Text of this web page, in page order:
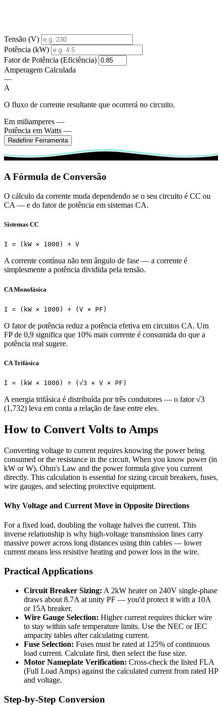
Tensão (V)
Potência (kW)
Fator de Potência (Eficiência)
Amperagem Calculada
—
A
O fluxo de corrente resultante que ocorrerá no circuito.
Em miliamperes —
Potência em Watts —
Redefinir Ferramenta
A Fórmula de Conversão
O cálculo da corrente muda dependendo se o seu circuito é CC ou
CA — e do fator de potência em sistemas CA.
Sistemas CC
I = (kW × 1000) ÷ V
A corrente contínua não tem ângulo de fase — a corrente é
simplesmente a potência dividida pela tensão.
CA Monofásica
I = (kW × 1000) ÷ (V × PF)
O fator de potência reduz a potência efetiva em circuitos CA. Um
FP de 0,9 significa que 10% mais corrente é consumida do que a
potência real sugere.
CA Trifásica
I = (kW × 1000) ÷ (√3 × V × PF)
A energia trifásica é distribuída por três condutores — o fator √3
(1,732) leva em conta a relação de fase entre eles.
How to Convert Volts to Amps
Converting voltage to current requires knowing the power being
consumed or the resistance in the circuit. When you know power (in
kW or W), Ohm's Law and the power formula give you current
directly. This calculation is essential for sizing circuit breakers, fuses,
wire gauges, and selecting protective equipment.
Why Voltage and Current Move in Opposite Directions
For a fixed load, doubling the voltage halves the current. This
inverse relationship is why high-voltage transmission lines carry
massive power across long distances using thin cables — lower
current means less resistive heating and power loss in the wire.
Practical Applications
Circuit Breaker Sizing: A 2kW heater on 240V single-phase
draws about 8.7A at unity PF — you'd protect it with a 10A
or 15A breaker.
Wire Gauge Selection: Higher current requires thicker wire
to stay within safe temperature limits. Use the NEC or IEC
ampacity tables after calculating current.
Fuse Selection: Fuses must be rated at 125% of continuous
load current. Calculate first, then select the fuse size.
Motor Nameplate Verification: Cross-check the listed FLA
(Full Load Amps) against the calculated current from rated HP
and voltage.
Step-by-Step Conversion